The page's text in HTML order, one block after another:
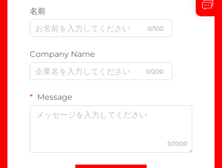
名前
0/100
Company Name
0/200
Message
0/1000